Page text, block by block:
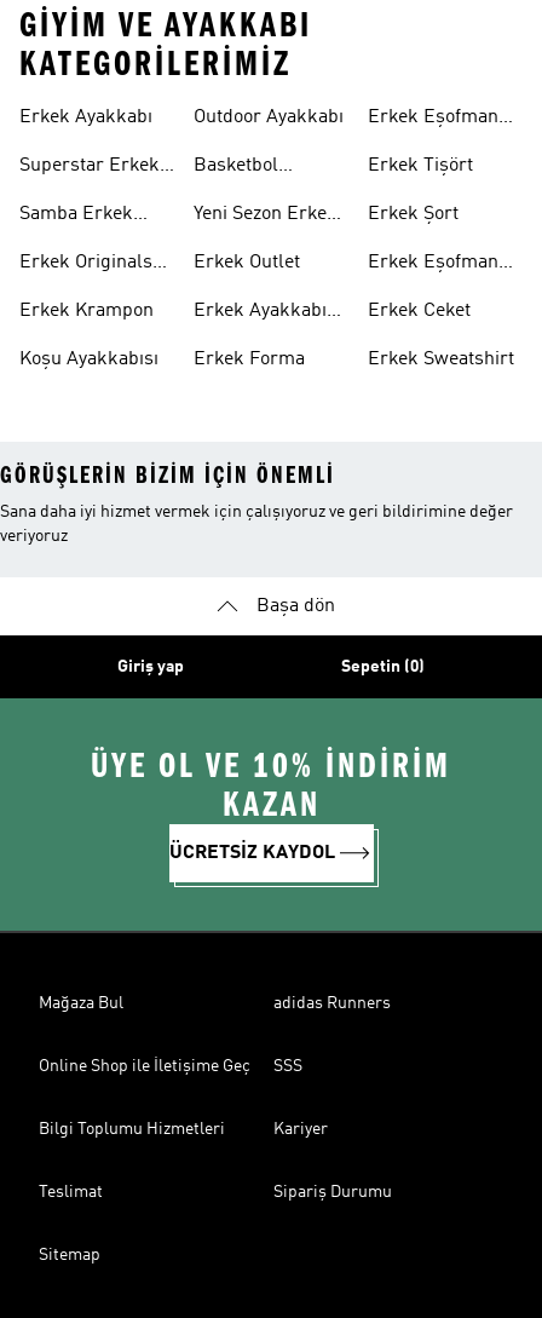
GIYIM VE AYAKKABI
KATEGORILERIMIZ
Erkek Ayakkabı
Superstar Erkek
Samba Erkek
Erkek Originals
Erkek Krampon
Koşu Ayakkabısı
Outdoor Ayakkabı
Basketbol
Yeni Sezon Erkek
Erkek Outlet
Erkek Ayakkabı
Erkek Forma
Erkek Eşofman
Erkek Tişört
Erkek Şort
Erkek Eşofman
Erkek Ceket
Erkek Sweatshirt
GÖRÜŞLERIN BIZIM IÇIN ÖNEMLI
Sana daha iyi hizmet vermek için çalışıyoruz ve geri bildirimine değer
veriyoruz
Başa dön
Giriş yap Sepetin (0)
ÜYE OL VE 10% İNDİRİM
KAZAN
ÜCRETSİZ KAYDOL
Mağaza Bul adidas Runners
Online Shop ile İletişime Geç SSS
Bilgi Toplumu Hizmetleri Kariyer
Teslimat Sipariş Durumu
Sitemap